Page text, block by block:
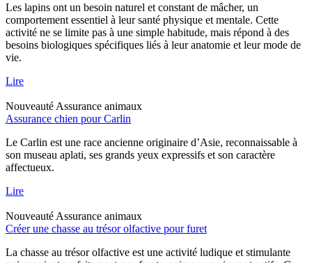
Les lapins ont un besoin naturel et constant de mâcher, un
comportement essentiel à leur santé physique et mentale. Cette
activité ne se limite pas à une simple habitude, mais répond à des
besoins biologiques spécifiques liés à leur anatomie et leur mode de
vie.
Lire
Nouveauté Assurance animaux
Assurance chien pour Carlin
Le Carlin est une race ancienne originaire d’Asie, reconnaissable à
son museau aplati, ses grands yeux expressifs et son caractère
affectueux.
Lire
Nouveauté Assurance animaux
Créer une chasse au trésor olfactive pour furet
La chasse au trésor olfactive est une activité ludique et stimulante